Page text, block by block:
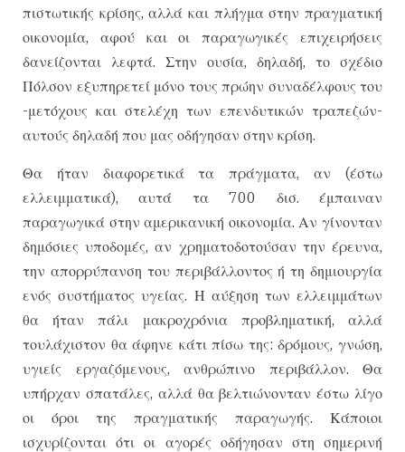
πιστωτικής κρίσης, αλλά και πλήγμα στην πραγματική
οικονομία, αφού και οι παραγωγικές επιχειρήσεις
δανείζονται λεφτά. Στην ουσία, δηλαδή, το σχέδιο
Πόλσον εξυπηρετεί μόνο τους πρώην συναδέλφους του
-μετόχους και στελέχη των επενδυτικών τραπεζών-
αυτούς δηλαδή που μας οδήγησαν στην κρίση.
Θα ήταν διαφορετικά τα πράγματα, αν (έστω
ελλειμματικά), αυτά τα 700 δισ. έμπαιναν
παραγωγικά στην αμερικανική οικονομία. Αν γίνονταν
δημόσιες υποδομές, αν χρηματοδοτούσαν την έρευνα,
την απορρύπανση του περιβάλλοντος ή τη δημιουργία
ενός συστήματος υγείας. Η αύξηση των ελλειμμάτων
θα ήταν πάλι μακροχρόνια προβληματική, αλλά
τουλάχιστον θα άφηνε κάτι πίσω της: δρόμους, γνώση,
υγιείς εργαζόμενους, ανθρώπινο περιβάλλον. Θα
υπήρχαν σπατάλες, αλλά θα βελτιώνονταν έστω λίγο
οι όροι της πραγματικής παραγωγής. Κάποιοι
ισχυρίζονται ότι οι αγορές οδήγησαν στη σημερινή